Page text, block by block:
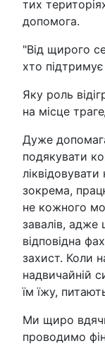
тих
допомога.
"Від щирого
хто
Яку роль
на місце
Дуже
подякувати
зокрема,
не кожного
завалів, адже
відповідна
захист. Коли
надвичайній
їм їжу,
Ми щиро
проводимо